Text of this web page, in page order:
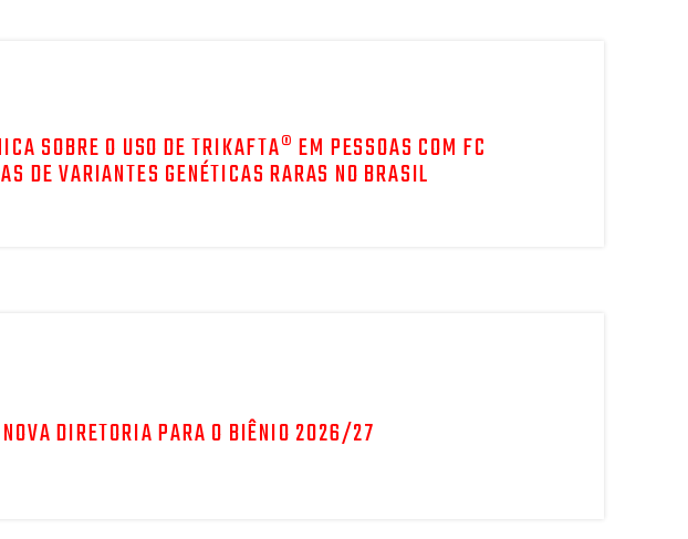
SOBRE O USO DE TRIKAFTA® EM PESSOAS COM FC
DE VARIANTES GENÉTICAS RARAS NO BRASIL
DIRETORIA PARA O BIÊNIO 2026/27